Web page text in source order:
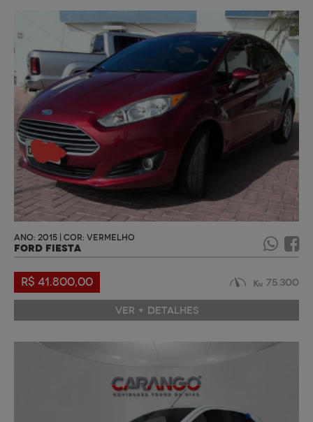
ANO: 2015 | COR: VERMELHO
FORD FIESTA
R$ 41.800,00 75.300
VER + DETALHES